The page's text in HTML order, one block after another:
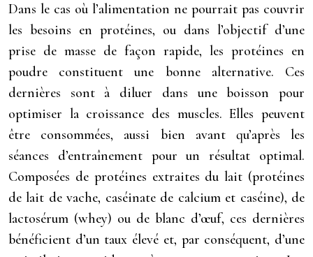
Dans le cas où l’alimentation ne pourrait pas couvrir
les besoins en protéines, ou dans l’objectif d’une
prise de masse de façon rapide, les protéines en
poudre constituent une bonne alternative. Ces
dernières sont à diluer dans une boisson pour
optimiser la croissance des muscles. Elles peuvent
être consommées, aussi bien avant qu’après les
séances d’entraînement pour un résultat optimal.
Composées de protéines extraites du lait (protéines
de lait de vache, caséinate de calcium et caséine), de
lactosérum (whey) ou de blanc d’œuf, ces dernières
bénéficient d’un taux élevé et, par conséquent, d’une